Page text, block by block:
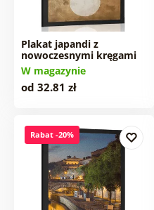
Plakat japandi z
nowoczesnymi kręgami
W magazynie
od 32.81 zł
Rabat -20%